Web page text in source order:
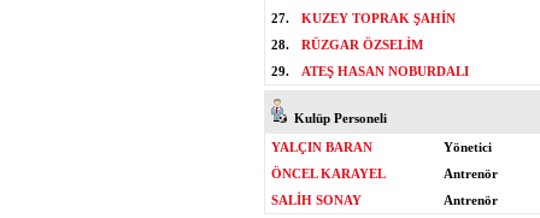
27.
KUZEY TOPRAK ŞAHİN
28.
RÜZGAR ÖZSELİM
29.
ATEŞ HASAN NOBURDALI
Kulüp Personeli
YALÇIN BARAN
Yönetici
ÖNCEL KARAYEL
Antrenör
SALİH SONAY
Antrenör